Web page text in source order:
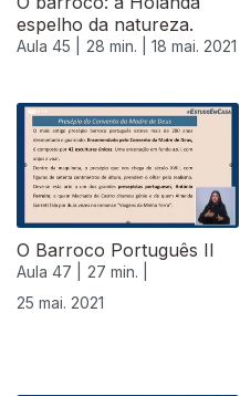
espelho da natureza.
Aula 45 | 28 min. | 18 mai. 2021
O Barroco Português II
Aula 47 |
27 min. |
25 mai. 2021